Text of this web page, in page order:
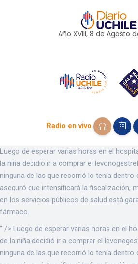
Año XVIII, 8 de Agosto
Radio en vivo
Luego de esperar varias horas en el
la niña decidió ir a comprar el
ninguna de las que recorrió lo tenía dentro
aseguró que intensificará la fiscalización,
en los servicios públicos de salud está
fármaco.
" /> Luego de esperar varias horas en el
de la niña decidió ir a comprar el
ninguna de las que recorrió lo tenía dentro